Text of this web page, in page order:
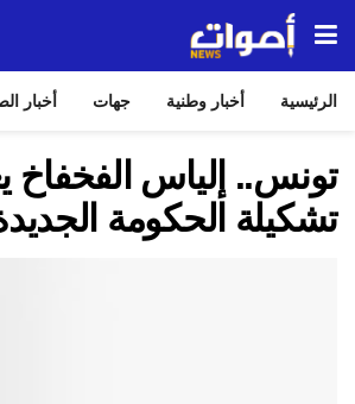
الرئيسية أخبار وطنية جهات أخبار
تونس.. إلياس الفخفاخ
تشكيلة الحكومة